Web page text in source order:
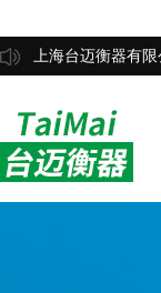
上海台迈衡器有限